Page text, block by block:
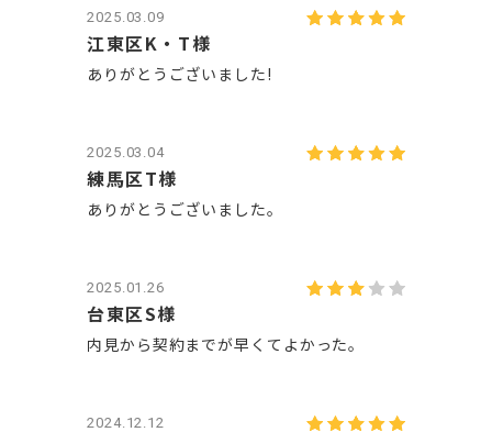
2025.03.09
江東区K・T様
ありがとうございました!
2025.03.04
練馬区T様
ありがとうございました。
2025.01.26
台東区S様
内見から契約までが早くてよかった。
2024.12.12